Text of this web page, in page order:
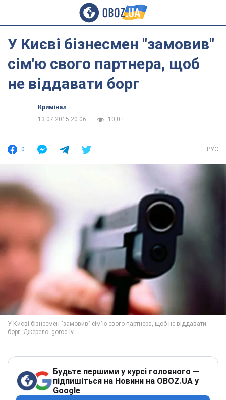
У Києві бізнесмен "замовив"
сім'ю свого партнера, щоб
не віддавати борг
Кримінал
13.07.2015 20:06
10,0 т.
0 РУС
Будьте першими у курсі головного —
підпишіться на Новини на OBOZ.UA у
Google